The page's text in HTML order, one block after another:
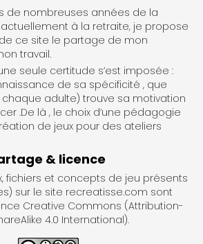
de nombreuses années de la
actuellement à la retraite, je propose
ce site le partage de mon
travail.
seule certitude s’est imposée :
de sa spécificité , que
adulte) trouve sa motivation
.De là , le choix d’une pédagogie
de jeux pour des ateliers
& licence
fichiers et concepts de jeu présents
sur le site recreatisse.com sont
Creative Commons (Attribution-
4.0 International).